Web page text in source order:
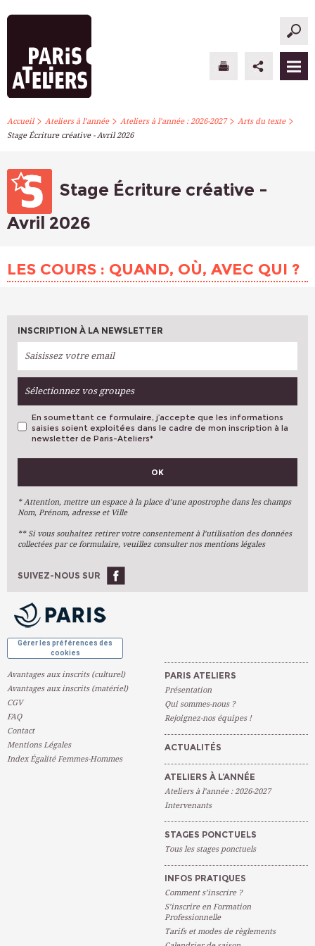
PARIS ATELIERS
ATELIERS À L’ANNÉE
S’INSCRIRE
Accueil> Ateliers à l’année> Ateliers à l’année : 2026-2027> Arts du texte>
Stage Écriture créative - Avril 2026
Stage Écriture créative -
Avril 2026
LES COURS : QUAND, OÙ, AVEC QUI ?
INSCRIPTION À LA NEWSLETTER
Sélectionnez vos groupes
VOS PRÉFÉRENCES
Arts Plastiques
Arts Du Texte
Arts Numériques
Ateliers À L'année
En soumettant ce formulaire, j’accepte que les informations
saisies soient exploitées dans le cadre de mon inscription à la
newsletter de Paris-Ateliers*
OK
* Attention, mettre un espace à la place d’une apostrophe dans les champs
Nom, Prénom, adresse et Ville
** Si vous souhaitez retirer votre consentement à l’utilisation des données
collectées par ce formulaire, veuillez consulter nos mentions légales
SUIVEZ-NOUS SUR
Gérer les préférences des
cookies
Avantages aux inscrits (culturel)
Avantages aux inscrits (matériel)
CGV
FAQ
Contact
Mentions Légales
Index Égalité Femmes-Hommes
PARIS ATELIERS
Présentation
Qui sommes-nous ?
Rejoignez-nos équipes !
ACTUALITÉS
ATELIERS À L’ANNÉE
Ateliers à l’année : 2026-2027
Intervenants
STAGES PONCTUELS
Tous les stages ponctuels
INFOS PRATIQUES
Comment s’inscrire ?
S’inscrire en Formation
Professionnelle
Tarifs et modes de règlements